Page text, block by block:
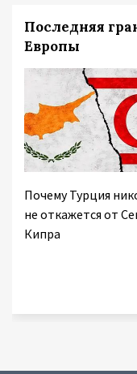
Последняя
Европы
Почему Турция
не откажется от
Кипра